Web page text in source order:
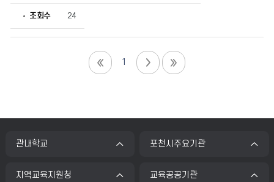
조회수 24
1
관내학교 포천시주요기관
지역교육지원청 교육공공기관